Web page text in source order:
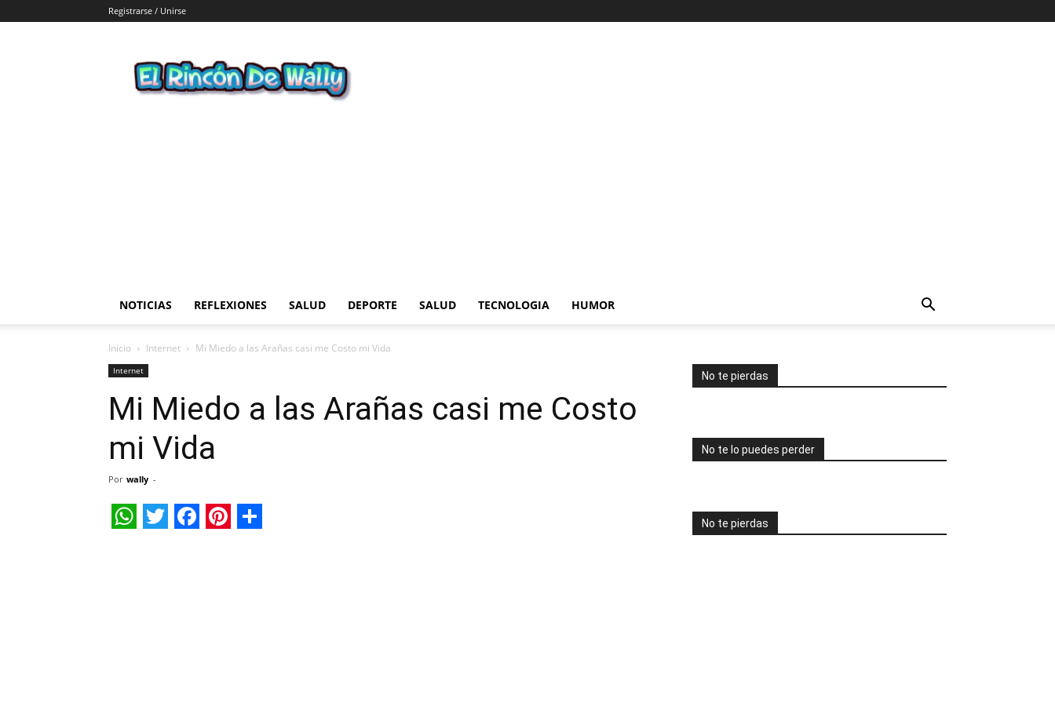
Registrarse / Unirse
Rincon
de
NOTICIAS REFLEXIONES SALUD DEPORTE SALUD TECNOLOGIA HUMOR
Inicio Internet Mi Miedo a las Arañas casi me Costo mi Vida
Internet
Mi Miedo a las Arañas casi me Costo
mi Vida
Por wally -
No te pierdas
No te lo puedes perder
No te pierdas